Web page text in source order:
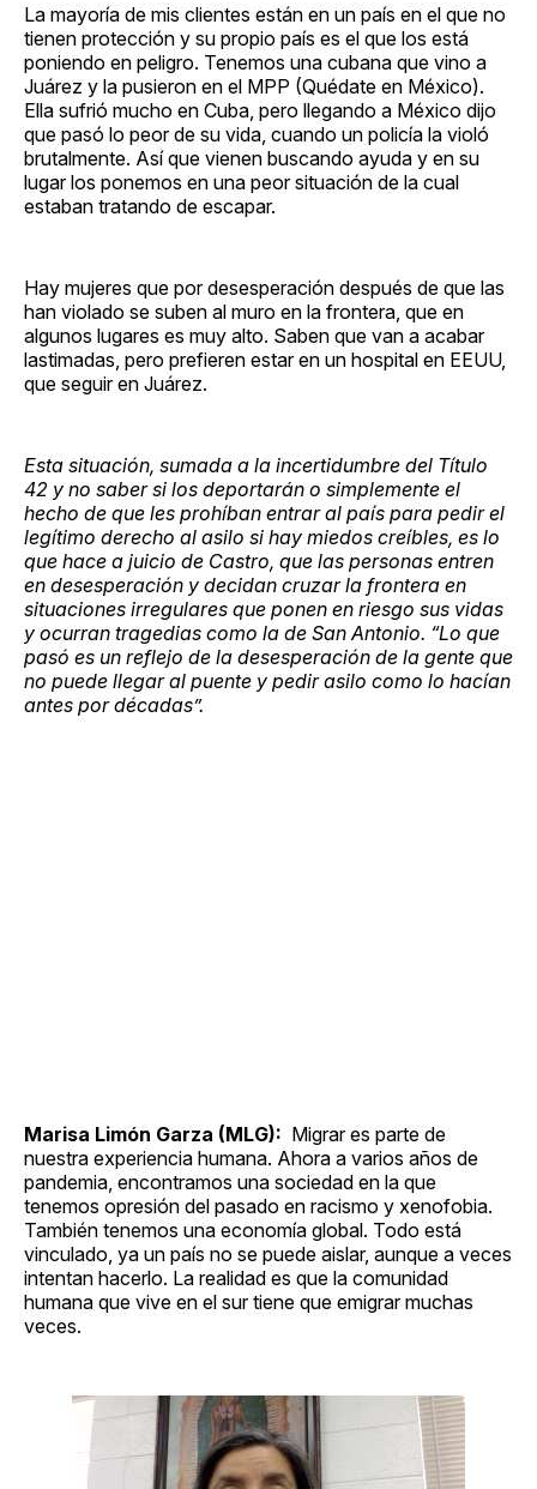
La mayoría de mis clientes están en un país en el que no
tienen protección y su propio país es el que los está
poniendo en peligro. Tenemos una cubana que vino a
Juárez y la pusieron en el MPP (Quédate en México).
Ella sufrió mucho en Cuba, pero llegando a México dijo
que pasó lo peor de su vida, cuando un policía la violó
brutalmente. Así que vienen buscando ayuda y en su
lugar los ponemos en una peor situación de la cual
estaban tratando de escapar.
Hay mujeres que por desesperación después de que las
han violado se suben al muro en la frontera, que en
algunos lugares es muy alto. Saben que van a acabar
lastimadas, pero prefieren estar en un hospital en EEUU,
que seguir en Juárez.
Esta situación, sumada a la incertidumbre del Título
42 y no saber si los deportarán o simplemente el
hecho de que les prohíban entrar al país para pedir el
legítimo derecho al asilo si hay miedos creíbles, es lo
que hace a juicio de Castro, que las personas entren
en desesperación y decidan cruzar la frontera en
situaciones irregulares que ponen en riesgo sus vidas
y ocurran tragedias como la de San Antonio. “Lo que
pasó es un reflejo de la desesperación de la gente que
no puede llegar al puente y pedir asilo como lo hacían
antes por décadas”.
Marisa Limón Garza (MLG): Migrar es parte de
nuestra experiencia humana. Ahora a varios años de
pandemia, encontramos una sociedad en la que
tenemos opresión del pasado en racismo y xenofobia.
También tenemos una economía global. Todo está
vinculado, ya un país no se puede aislar, aunque a veces
intentan hacerlo. La realidad es que la comunidad
humana que vive en el sur tiene que emigrar muchas
veces.